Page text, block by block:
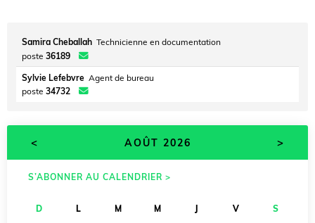
Samira Cheballah Technicienne en documentation
poste 36189
Sylvie Lefebvre Agent de bureau
poste 34732
< AOÛT 2026 >
S’ABONNER AU CALENDRIER >
D L M M V S